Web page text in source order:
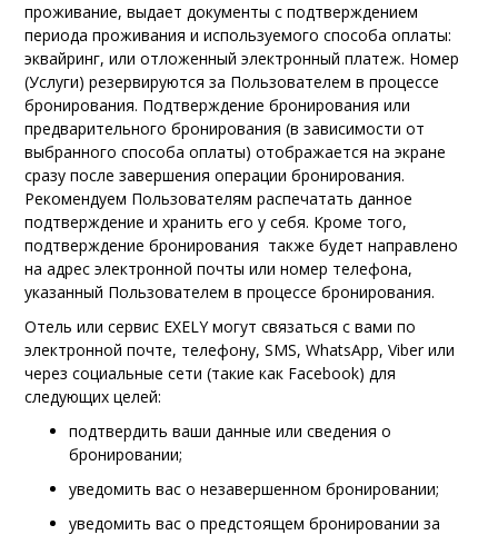
проживание, выдает документы с подтверждением
периода проживания и используемого способа оплаты:
эквайринг, или отложенный электронный платеж. Номер
(Услуги) резервируются за Пользователем в процессе
бронирования. Подтверждение бронирования или
предварительного бронирования (в зависимости от
выбранного способа оплаты) отображается на экране
сразу после завершения операции бронирования.
Рекомендуем Пользователям распечатать данное
подтверждение и хранить его у себя. Кроме того,
подтверждение бронирования также будет направлено
на адрес электронной почты или номер телефона,
указанный Пользователем в процессе бронирования.
Отель или сервис EXELY могут связаться с вами по
электронной почте, телефону, SMS, WhatsApp, Viber или
через социальные сети (такие как Facebook) для
следующих целей:
подтвердить ваши данные или сведения о
бронировании;
уведомить вас о незавершенном бронировании;
уведомить вас о предстоящем бронировании за